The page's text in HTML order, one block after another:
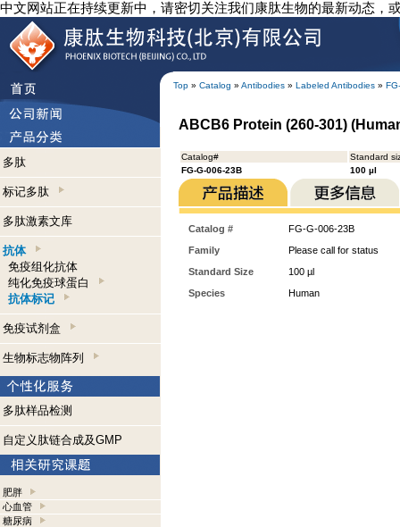
中文网站正在持续更新中，请密切关注我们康肽生物的最新动态，
Top » Catalog » Antibodies » Labeled Antibodies »
多肽
标记多肽
多肽激素文库
抗体
免疫组化抗体
纯化免疫球蛋白
抗体标记
免疫试剂盒
生物标志物阵列
多肽样品检测
自定义肽链合成及GMP
肥胖
心血管
糖尿病
ABCB6 Protein (260-301)
Catalog#
Standard
FG-G-006-23B
100 µl
Catalog #
FG-G-006-23B
Family
Please call for status
Standard Size
100 µl
Species
Human